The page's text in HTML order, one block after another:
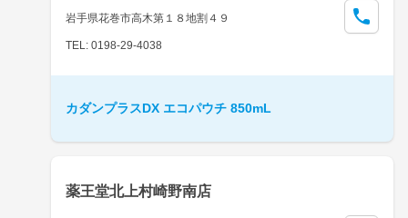
岩手県花巻市高木第１８地割４９
TEL: 0198-29-4038
カダンプラスDX エコパウチ 850mL
薬王堂北上村崎野南店